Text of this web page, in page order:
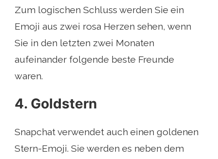
Zum logischen Schluss werden Sie ein
Emoji aus zwei rosa Herzen sehen, wenn
Sie in den letzten zwei Monaten
aufeinander folgende beste Freunde
waren.
4. Goldstern
Snapchat verwendet auch einen goldenen
Stern-Emoji. Sie werden es neben dem